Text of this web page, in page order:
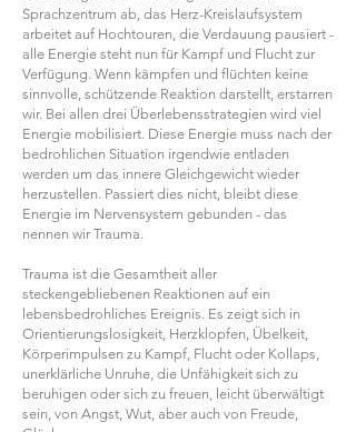
Sprachzentrum ab, das Herz-Kreislaufsystem
arbeitet auf Hochtouren, die Verdauung pausiert -
alle Energie steht nun für Kampf und Flucht zur
Verfügung. Wenn kämpfen und flüchten keine
sinnvolle, schützende Reaktion darstellt, erstarren
wir. Bei allen drei Überlebensstrategien wird viel
Energie mobilisiert. Diese Energie muss nach der
bedrohlichen Situation irgendwie entladen
werden um das innere Gleichgewicht wieder
herzustellen. Passiert dies nicht, bleibt diese
Energie im Nervensystem gebunden - das
nennen wir Trauma.
Trauma ist die Gesamtheit aller
steckengebliebenen Reaktionen auf ein
lebensbedrohliches Ereignis. Es zeigt sich in
Orientierungslosigkeit, Herzklopfen, Übelkeit,
Körperimpulsen zu Kampf, Flucht oder Kollaps,
unerklärliche Unruhe, die Unfähigkeit sich zu
beruhigen oder sich zu freuen, leicht überwältigt
sein, von Angst, Wut, aber auch von Freude,